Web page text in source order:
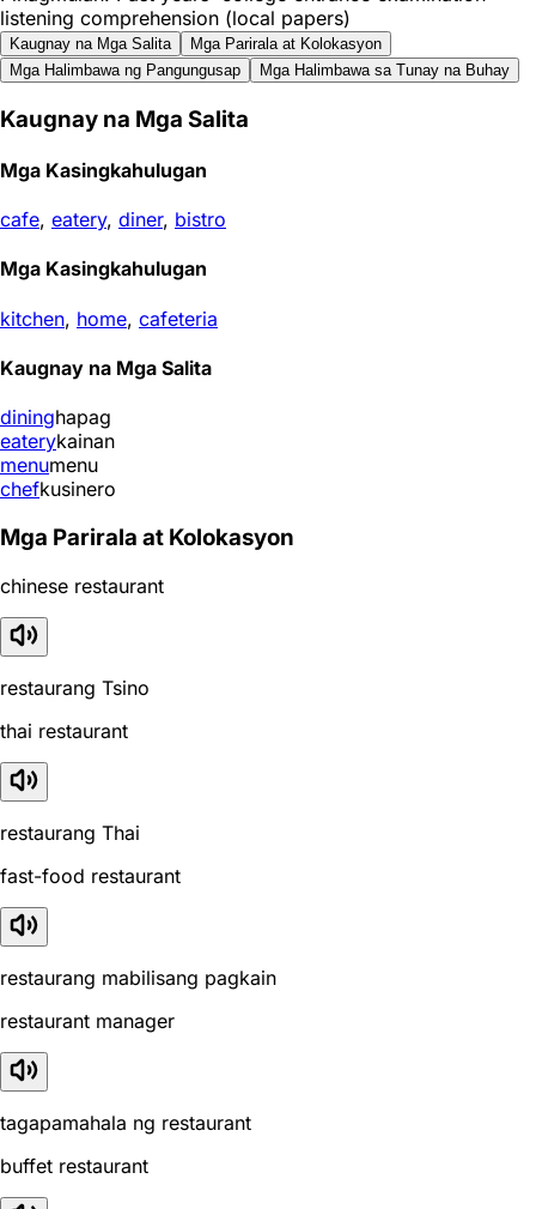
listening comprehension (local papers)
Kaugnay na Mga Salita
Mga Parirala at Kolokasyon
Mga Halimbawa ng Pangungusap
Mga Halimbawa sa Tunay na Buhay
Kaugnay na Mga Salita
Mga Kasingkahulugan
cafe, eatery, diner, bistro
Mga Kasingkahulugan
kitchen, home, cafeteria
Kaugnay na Mga Salita
dininghapag
eaterykainan
menumenu
chefkusinero
Mga Parirala at Kolokasyon
chinese restaurant
restaurang Tsino
thai restaurant
restaurang Thai
fast-food restaurant
restaurang mabilisang pagkain
restaurant manager
tagapamahala ng restaurant
buffet restaurant